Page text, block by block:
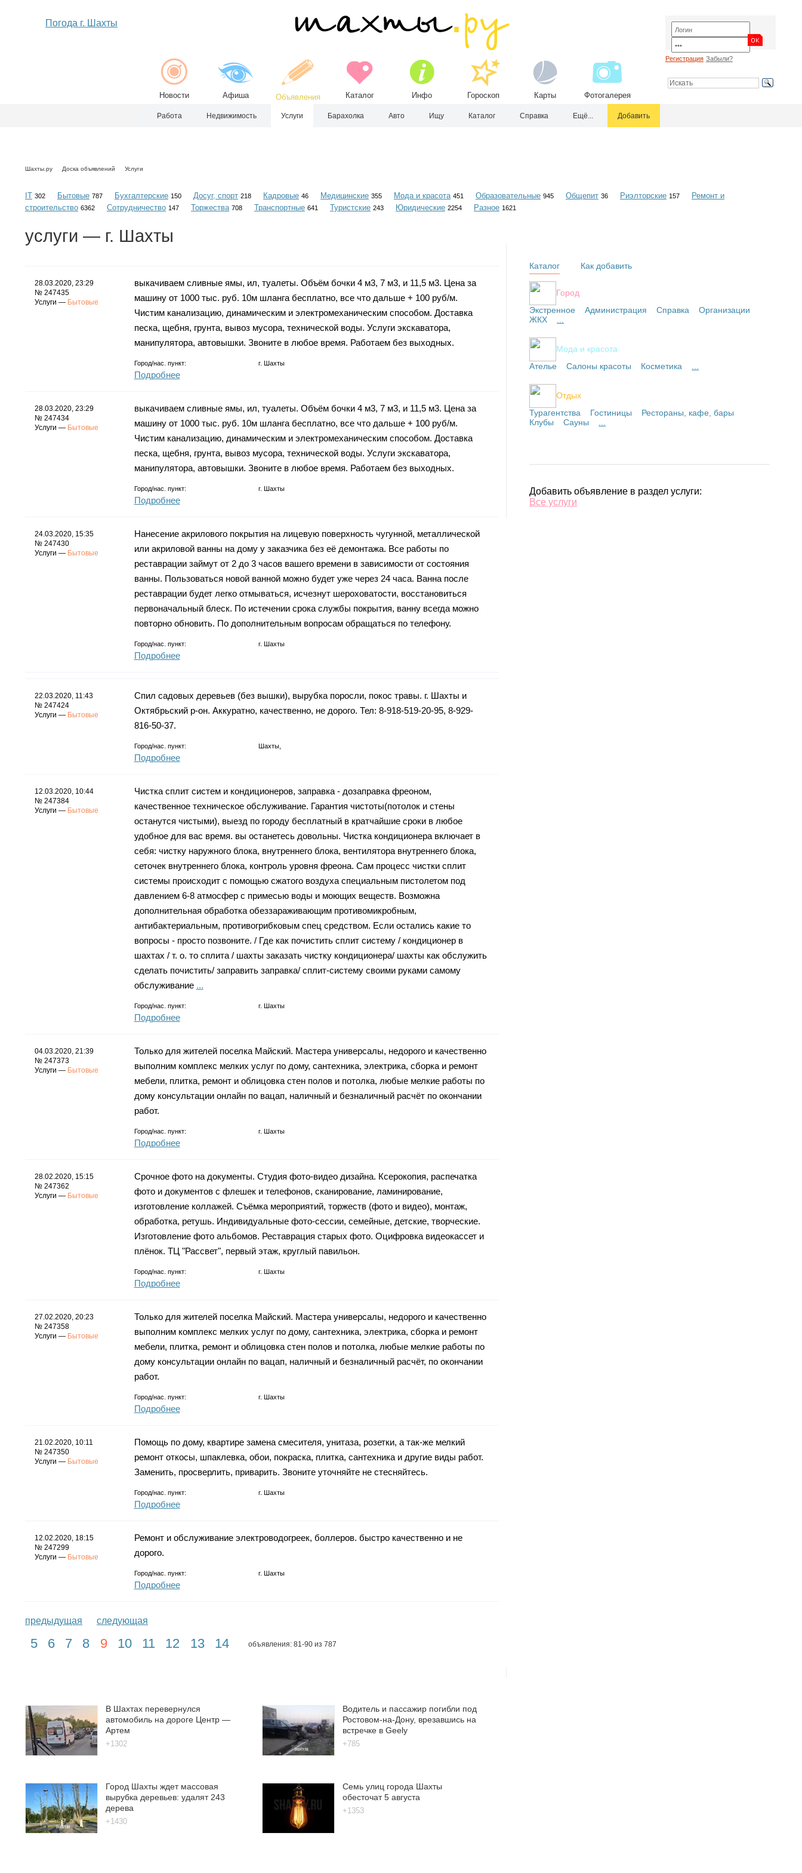
Погода г. Шахты
Новости Афиша Объявления Каталог Инфо Гороскоп Карты Фотогалерея
Регистрация Забыли?
Работа Недвижимость Услуги Барахолка Авто Ищу Каталог Справка Ещё... Добавить
Шахты.ру Доска объявлений Услуги
IT 302 Бытовые 787 Бухгалтерские 150 Досуг, спорт 218 Кадровые 46 Медицинские 355 Мода и красота 451 Образовательные 945 Общепит 36 Риэлторские 157
Ремонт и
строительство 6362 Сотрудничество 147 Торжества 708 Транспортные 641 Туристские 243 Юридические 2254 Разное 1621
услуги — г. Шахты
28.03.2020, 23:29
№ 247435
Услуги — Бытовые
выкачиваем сливные ямы, ил, туалеты. Объём бочки 4 м3, 7 м3, и 11,5 м3. Цена за
машину от 1000 тыс. руб. 10м шланга бесплатно, все что дальше + 100 руб/м.
Чистим канализацию, динамическим и электромеханическим способом. Доставка
песка, щебня, грунта, вывоз мусора, технической воды. Услуги экскаватора,
манипулятора, автовышки. Звоните в любое время. Работаем без выходных.
Город/нас. пункт: г. Шахты
Подробнее
28.03.2020, 23:29
№ 247434
Услуги — Бытовые
выкачиваем сливные ямы, ил, туалеты. Объём бочки 4 м3, 7 м3, и 11,5 м3. Цена за
машину от 1000 тыс. руб. 10м шланга бесплатно, все что дальше + 100 руб/м.
Чистим канализацию, динамическим и электромеханическим способом. Доставка
песка, щебня, грунта, вывоз мусора, технической воды. Услуги экскаватора,
манипулятора, автовышки. Звоните в любое время. Работаем без выходных.
Город/нас. пункт: г. Шахты
Подробнее
24.03.2020, 15:35
№ 247430
Услуги — Бытовые
Нанесение акрилового покрытия на лицевую поверхность чугунной, металлической
или акриловой ванны на дому у заказчика без её демонтажа. Все работы по
реставрации займут от 2 до 3 часов вашего времени в зависимости от состояния
ванны. Пользоваться новой ванной можно будет уже через 24 часа. Ванна после
реставрации будет легко отмываться, исчезнут шероховатости, восстановиться
первоначальный блеск. По истечении срока службы покрытия, ванну всегда можно
повторно обновить. По дополнительным вопросам обращаться по телефону.
Город/нас. пункт: г. Шахты
Подробнее
22.03.2020, 11:43
№ 247424
Услуги — Бытовые
Спил садовых деревьев (без вышки), вырубка поросли, покос травы. г. Шахты и
Октябрьский р-он. Аккуратно, качественно, не дорого. Тел: 8-918-519-20-95, 8-929-
816-50-37.
Город/нас. пункт: Шахты,
Подробнее
12.03.2020, 10:44
№ 247384
Услуги — Бытовые
Чистка сплит систем и кондиционеров, заправка - дозаправка фреоном,
качественное техническое обслуживание. Гарантия чистоты(потолок и стены
останутся чиcтыми), выезд по городу бесплатный в кратчайшие сроки в любое
удобное для вас время. вы останетесь довольны. Чистка кондиционера включает в
себя: чистку наружного блока, внутреннего блока, вентилятора внутреннего блока,
сеточек внутреннего блока, контроль уровня фреона. Сам процесс чистки сплит
системы происходит с помощью сжатого воздуха специальным пистолетом под
давлением 6-8 атмосфер с примесью воды и моющих веществ. Возможна
дополнительная обработка обеззараживающим противомикробным,
антибактериальным, противогрибковым спец средством. Если остались какие то
вопросы - просто позвоните. / Где как почистить сплит систему / кондиционер в
шахтах / т. о. то сплита / шахты заказать чистку кондиционера/ шахты как обслужить
сделать почистить/ заправить заправка/ сплит-систему своими руками самому
обслуживание ...
Город/нас. пункт: г. Шахты
Подробнее
04.03.2020, 21:39
№ 247373
Услуги — Бытовые
Только для жителей поселка Майский. Мастера универсалы, недорого и качественно
выполним комплекс мелких услуг по дому, сантехника, электрика, сборка и ремонт
мебели, плитка, ремонт и облицовка стен полов и потолка, любые мелкие работы по
дому консультации онлайн по вацап, наличный и безналичный расчёт по окончании
работ.
Город/нас. пункт: г. Шахты
Подробнее
28.02.2020, 15:15
№ 247362
Услуги — Бытовые
Срочное фото на документы. Студия фото-видео дизайна. Ксерокопия, распечатка
фото и документов с флешек и телефонов, сканирование, ламинирование,
изготовление коллажей. Съёмка мероприятий, торжеств (фото и видео), монтаж,
обработка, ретушь. Индивидуальные фото-сессии, семейные, детские, творческие.
Изготовление фото альбомов. Реставрация старых фото. Оцифровка видеокассет и
плёнок. ТЦ "Рассвет", первый этаж, круглый павильон.
Город/нас. пункт: г. Шахты
Подробнее
27.02.2020, 20:23
№ 247358
Услуги — Бытовые
Только для жителей поселка Майский. Мастера универсалы, недорого и качественно
выполним комплекс мелких услуг по дому, сантехника, электрика, сборка и ремонт
мебели, плитка, ремонт и облицовка стен полов и потолка, любые мелкие работы по
дому консультации онлайн по вацап, наличный и безналичный расчёт, по окончании
работ.
Город/нас. пункт: г. Шахты
Подробнее
21.02.2020, 10:11
№ 247350
Услуги — Бытовые
Помощь по дому, квартире замена смесителя, унитаза, розетки, а так-же мелкий
ремонт откосы, шпаклевка, обои, покраска, плитка, сантехника и другие виды работ.
Заменить, просверлить, приварить. Звоните уточняйте не стесняйтесь.
Город/нас. пункт: г. Шахты
Подробнее
12.02.2020, 18:15
№ 247299
Услуги — Бытовые
Ремонт и обслуживание электроводогреек, боллеров. быстро качественно и не
дорого.
Город/нас. пункт: г. Шахты
Подробнее
предыдущая следующая
5 6 7 8 9 10 11 12 13 14 объявления: 81-90 из 787
Каталог
Город
Экстренное
Администрация Справка
Организации
ЖКХ
Мода и красота
Ателье
Салоны красоты Косметика
Отдых
Турагентства
Гостиницы
Рестораны, кафе, бары
Клубы
Сауны
Как добавить
Добавить объявление в раздел услуги:
Все услуги
В Шахтах перевернулся
автомобиль на дороге Центр —
Артем
+1302
Водитель и пассажир погибли под
Ростовом-на-Дону, врезавшись на
встречке в Geely
+785
Город Шахты ждет массовая
вырубка деревьев: удалят 243
дерева
+1430
Семь улиц города Шахты
обесточат 5 августа
+1353